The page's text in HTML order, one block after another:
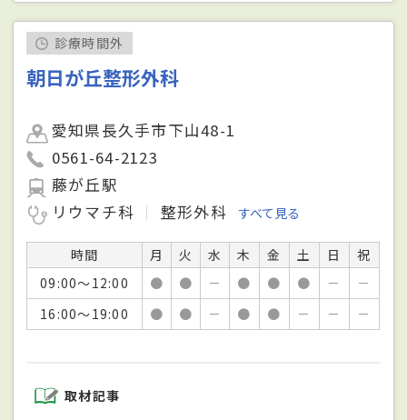
診療時間外
朝日が丘整形外科
愛知県長久手市下山48-1
0561-64-2123
藤が丘駅
リウマチ科
整形外科 すべて見る
時間 月 火 水 木 金 土 日
祝
09:00～12:00
● ● － ● ● ● －
－
16:00～19:00
● ● － ● ● － － －
取材記事